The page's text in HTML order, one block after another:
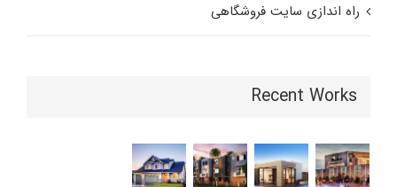
راه اندازی سایت فروشگاهی
Recent Works